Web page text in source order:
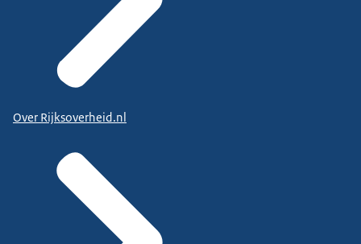
Over Rijksoverheid.nl